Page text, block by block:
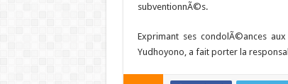
subventionnÃ©s.
Exprimant ses condolÃ©ances
Yudhoyono, a fait porter la